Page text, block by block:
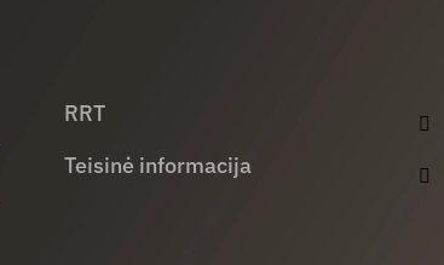
RRT
Teisinė informacija